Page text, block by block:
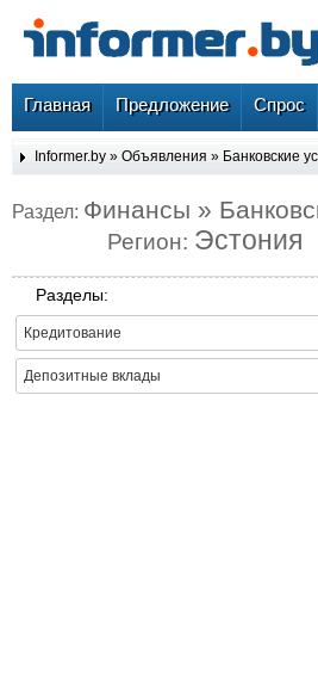
Главная Предложение Спрос
Informer.by » Объявления » Банковские
Раздел: Финансы »
Регион: Эстония
Разделы:
Кредитование
Депозитные вклады